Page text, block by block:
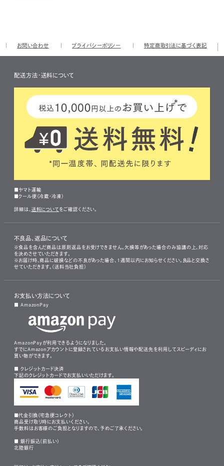
お問い合わせ プライバシーポリシー 特定商取引法に基づく表記
配送方法・送料について
■ヤマト運輸
■クール便（冷蔵・冷凍）
詳細は、 送料について をご確認ください。
不良品、返品について
※食品を含んだ商品は原則返品をお受けできません。欠損等があった場合のみ協議の上、対応
を決めさせていただきます。
※お届け時、商品に破損などの不良があった場合、1週間以内にお知らせください。良品と交換さ
せていただきます。（送料当社負担）
お支払い方法について
■ AmazonPay
AmazonPayが利用できるようになりました。
すでにAmazonアカウントに登録されているお支払い情報や配送先を利用してスピーディにお
買い物ができます。
■ クレジットカード決済
下記のクレジットカードでお支払いいただけます。
■代金引換（宅急便コレクト）
商品受け取り時にお支払いください。
手数料はお客様のご負担となりますので、予めご了承ください。
■ 銀行振込（前払い）
北陸銀行